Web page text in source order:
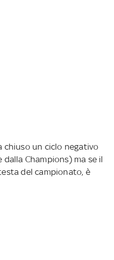
chiuso un ciclo negativo
Champions) ma se il
del campionato, è